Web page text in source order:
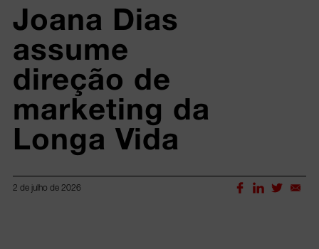
Joana Dias
assume
direção de
marketing da
Longa Vida
2 de julho de 2026